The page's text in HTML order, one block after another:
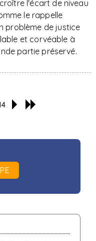
l'écart de niveau
le rappelle
problème de justice
et corvéable à
partie préservé.